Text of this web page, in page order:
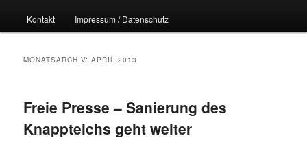
Kontakt Impressum / Datenschutz
MONATSARCHIV:APRIL 2013
Freie Presse – Sanierung des
Knappteichs geht weiter